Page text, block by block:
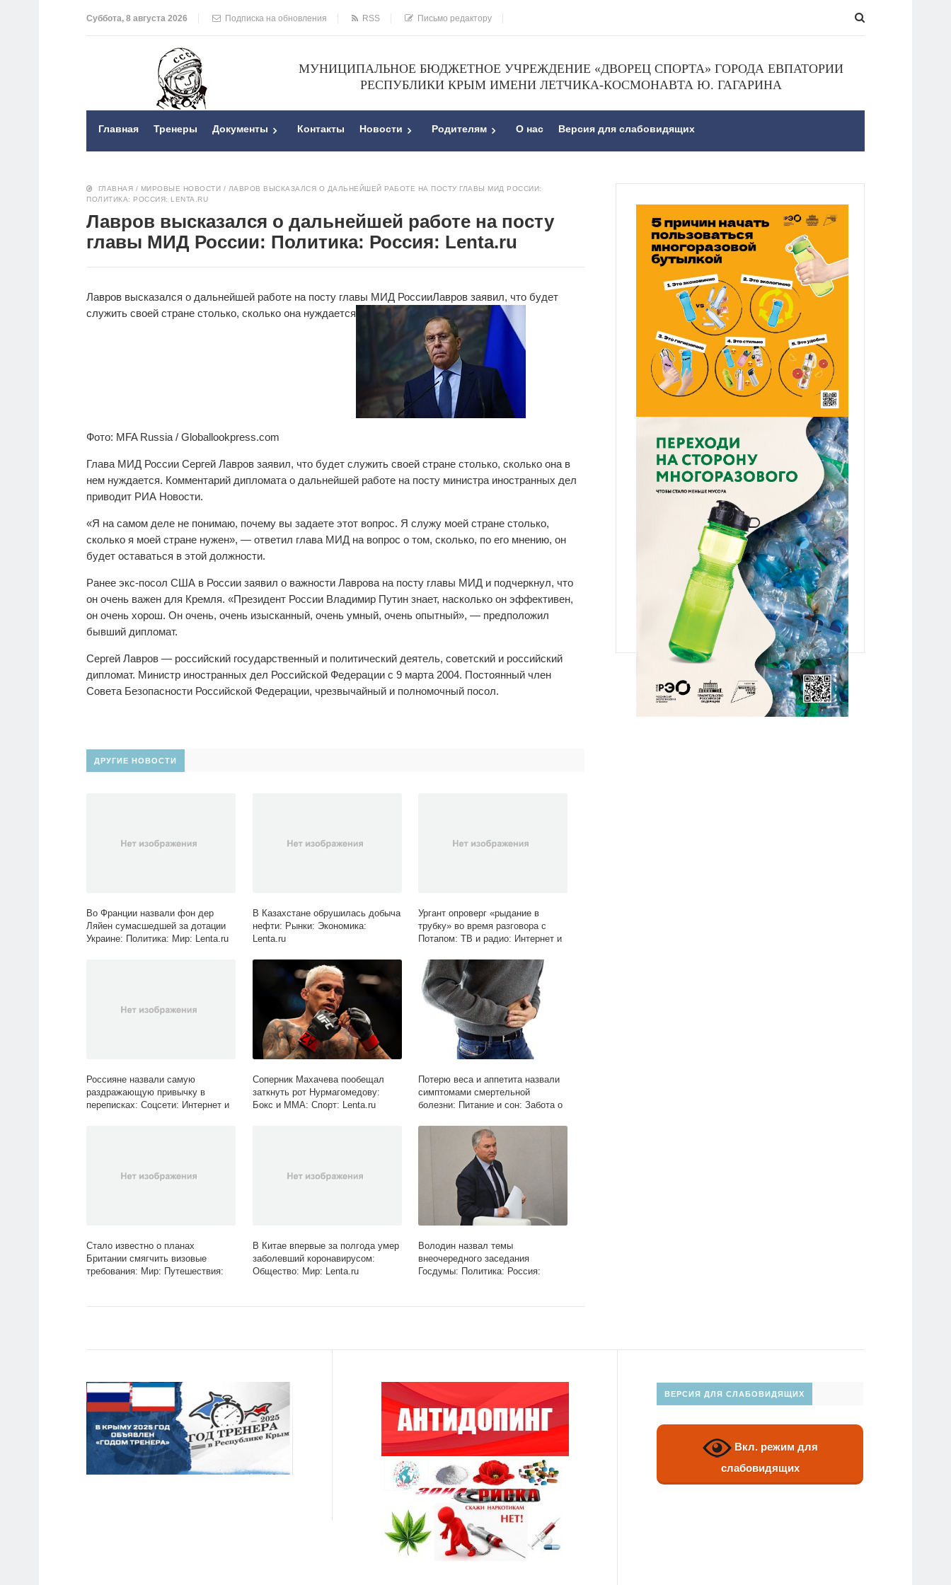
Суббота, 8 августа 2026 Подписка на обновления RSS Письмо редактору
МУНИЦИПАЛЬНОЕ БЮДЖЕТНОЕ УЧРЕЖДЕНИЕ «ДВОРЕЦ СПОРТА» ГОРОДА ЕВПАТОРИИ
РЕСПУБЛИКИ КРЫМ ИМЕНИ ЛЕТЧИКА-КОСМОНАВТА Ю. ГАГАРИНА
Главная Тренеры Документы Контакты Новости Родителям О нас Версия для слабовидящих
ГЛАВНАЯ / МИРОВЫЕ НОВОСТИ / ЛАВРОВ ВЫСКАЗАЛСЯ О ДАЛЬНЕЙШЕЙ РАБОТЕ НА ПОСТУ ГЛАВЫ МИД РОССИИ:
ПОЛИТИКА: РОССИЯ: LENTA.RU
Лавров высказался о дальнейшей работе на посту
главы МИД России: Политика: Россия: Lenta.ru
Лавров высказался о дальнейшей работе на посту главы МИД РоссииЛавров заявил, что будет
служить своей стране столько, сколько она нуждается
Фото: MFA Russia / Globallookpress.com
Глава МИД России Сергей Лавров заявил, что будет служить своей стране столько, сколько она в
нем нуждается. Комментарий дипломата о дальнейшей работе на посту министра иностранных дел
приводит РИА Новости.
«Я на самом деле не понимаю, почему вы задаете этот вопрос. Я служу моей стране столько,
сколько я моей стране нужен», — ответил глава МИД на вопрос о том, сколько, по его мнению, он
будет оставаться в этой должности.
Ранее экс-посол США в России заявил о важности Лаврова на посту главы МИД и подчеркнул, что
он очень важен для Кремля. «Президент России Владимир Путин знает, насколько он эффективен,
он очень хорош. Он очень, очень изысканный, очень умный, очень опытный», — предположил
бывший дипломат.
Сергей Лавров — российский государственный и политический деятель, советский и российский
дипломат. Министр иностранных дел Российской Федерации с 9 марта 2004. Постоянный член
Совета Безопасности Российской Федерации, чрезвычайный и полномочный посол.
ДРУГИЕ НОВОСТИ
Во Франции назвали фон дер
Ляйен сумасшедшей за дотации
Украине: Политика: Мир: Lenta.ru
В Казахстане обрушилась добыча
нефти: Рынки: Экономика:
Lenta.ru
Ургант опроверг «рыдание в
трубку» во время разговора с
Потапом: ТВ и радио: Интернет и
Россияне назвали самую
раздражающую привычку в
переписках: Coцсети: Интернет и
Соперник Махачева пообещал
заткнуть рот Нурмагомедову:
Бокс и ММА: Спорт: Lenta.ru
Потерю веса и аппетита назвали
симптомами смертельной
болезни: Питание и сон: Забота о
Стало известно о планах
Британии смягчить визовые
требования: Мир: Путешествия:
В Китае впервые за полгода умер
заболевший коронавирусом:
Общество: Мир: Lenta.ru
Володин назвал темы
внеочередного заседания
Госдумы: Политика: Россия:
ВЕРСИЯ ДЛЯ СЛАБОВИДЯЩИХ
Вкл. режим для
слабовидящих